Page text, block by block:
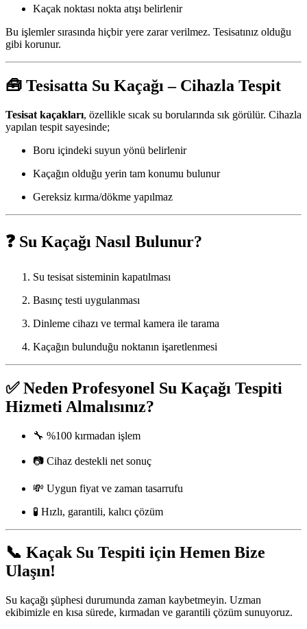
Kaçak noktası nokta atışı belirlenir
Bu işlemler sırasında hiçbir yere zarar verilmez. Tesisatınız olduğu
gibi korunur.
🧰 Tesisatta Su Kaçağı – Cihazla Tespit
Tesisat kaçakları, özellikle sıcak su borularında sık görülür. Cihazla
yapılan tespit sayesinde;
Boru içindeki suyun yönü belirlenir
Kaçağın olduğu yerin tam konumu bulunur
Gereksiz kırma/dökme yapılmaz
❓ Su Kaçağı Nasıl Bulunur?
Su tesisat sisteminin kapatılması
Basınç testi uygulanması
Dinleme cihazı ve termal kamera ile tarama
Kaçağın bulunduğu noktanın işaretlenmesi
✅Neden Profesyonel Su Kaçağı Tespiti
Hizmeti Almalısınız?
🔧 %100 kırmadan işlem
📷 Cihaz destekli net sonuç
💸 Uygun fiyat ve zaman tasarrufu
🧪 Hızlı, garantili, kalıcı çözüm
📞 Kaçak Su Tespiti için Hemen Bize
Ulaşın!
Su kaçağı şüphesi durumunda zaman kaybetmeyin. Uzman
ekibimizle en kısa sürede, kırmadan ve garantili çözüm sunuyoruz.